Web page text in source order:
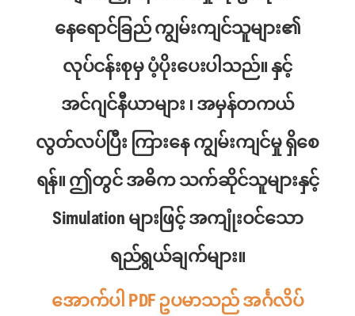
နေရောင်ခြည် ကျွမ်းကျင်သူများ၏
လုပ်ငန်းစုမှ ပံ့ပိုးပေးပါသည်။ နှင့်
အင်ဂျင်နီယာများ ၊ အမှန်တကယ်
လွတ်လပ်ပြီး ကြားနေ ကျွမ်းကျင်မှု ရှိစေ
ရန်။ ဤတွင် အဓိက သက်ဆိုင်သူများနှင့်
Simulation များဖြင့် အကျုံးဝင်သော
ရည်ရွယ်ချက်များ။
အောက်ပါ PDF ဥပမာသည် အင်္ဂလိပ်